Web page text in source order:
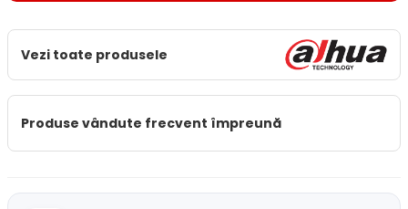
Vezi toate produsele
Produse vândute frecvent împreună